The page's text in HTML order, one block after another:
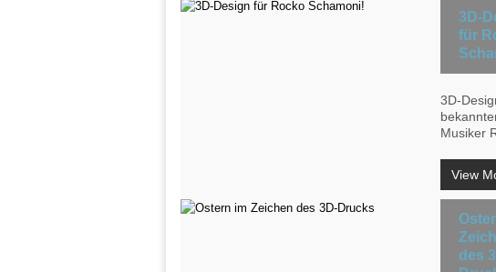
3D-
für
3D-
Musiker
View
des